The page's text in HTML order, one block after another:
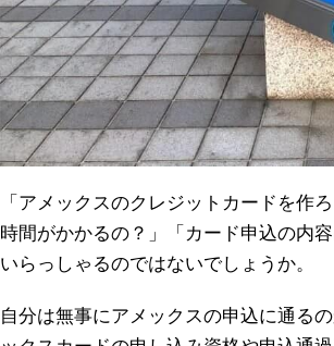
「アメックスのクレジットカードを作
時間がかかるの？」「カード申込の内
いらっしゃるのではないでしょうか。
自分は無事にアメックスの申込に通る